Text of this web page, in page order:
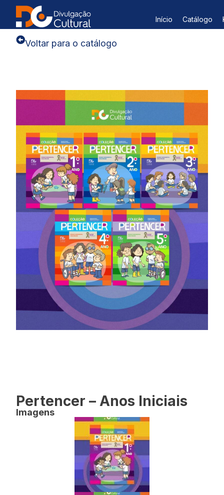
Início Catálogo
Voltar para o catálogo
Pertencer – Anos Iniciais
Imagens